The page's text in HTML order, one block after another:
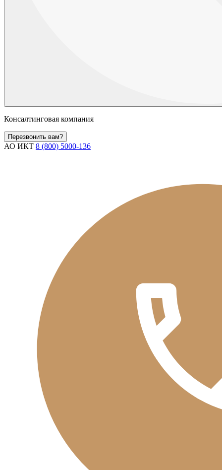
Консалтинговая компания
Перезвонить вам?
АО ИКТ 8 (800) 5000-136